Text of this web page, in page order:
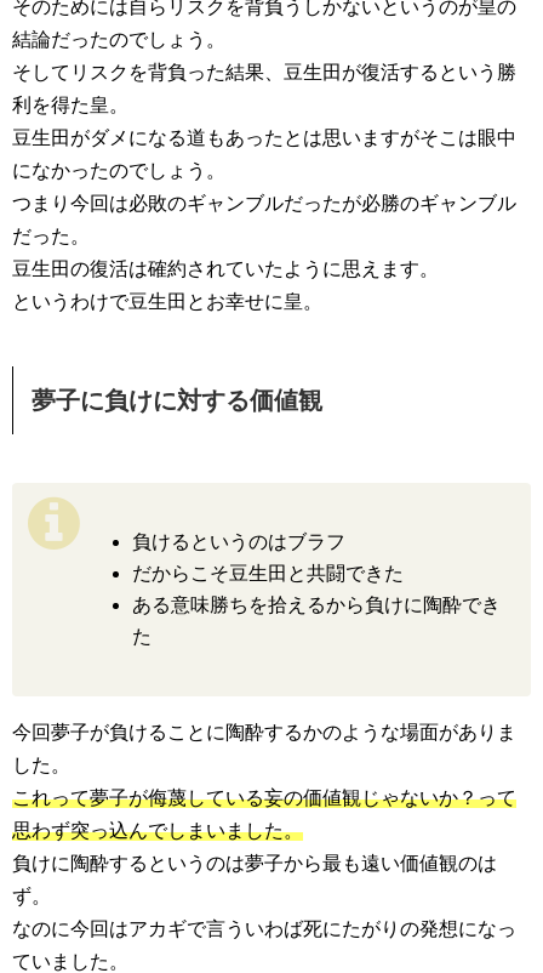
そのためには自らリスクを背負うしかないというのが皇の
結論だったのでしょう。
そしてリスクを背負った結果、豆生田が復活するという勝
利を得た皇。
豆生田がダメになる道もあったとは思いますがそこは眼中
になかったのでしょう。
つまり今回は必敗のギャンブルだったが必勝のギャンブル
だった。
豆生田の復活は確約されていたように思えます。
というわけで豆生田とお幸せに皇。
夢子に負けに対する価値観
負けるというのはブラフ
だからこそ豆生田と共闘できた
ある意味勝ちを拾えるから負けに陶酔でき
た
今回夢子が負けることに陶酔するかのような場面がありま
した。
これって夢子が侮蔑している妄の価値観じゃないか？って
思わず突っ込んでしまいました。
負けに陶酔するというのは夢子から最も遠い価値観のは
ず。
なのに今回はアカギで言ういわば死にたがりの発想になっ
ていました。